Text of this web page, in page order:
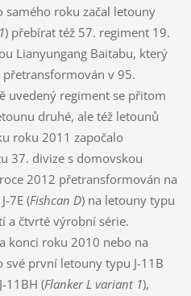
samého roku začal letouny
) přebírat též 57. regiment 19.
Lianyungang Baitabu, který
v 95.
uvedený regiment se přitom
druhé, ale též letounů
roku 2011 započalo
37. divize s domovskou
2012 přetransformován na
7E (Fishcan D) na letouny typu
a čtvrté výrobní série.
konci roku 2010 nebo na
první letouny typu J-11B
11BH (Flanker L variant 1),